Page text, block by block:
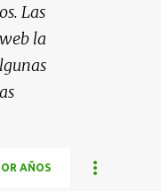
Las
la
AÑOS